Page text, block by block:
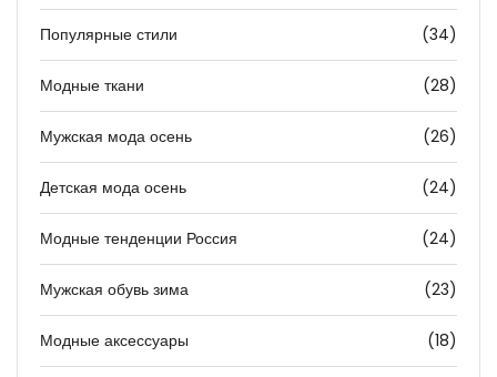
Популярные стили (34)
Модные ткани (28)
Мужская мода осень (26)
Детская мода осень (24)
Модные тенденции Россия (24)
Мужская обувь зима (23)
Модные аксессуары (18)